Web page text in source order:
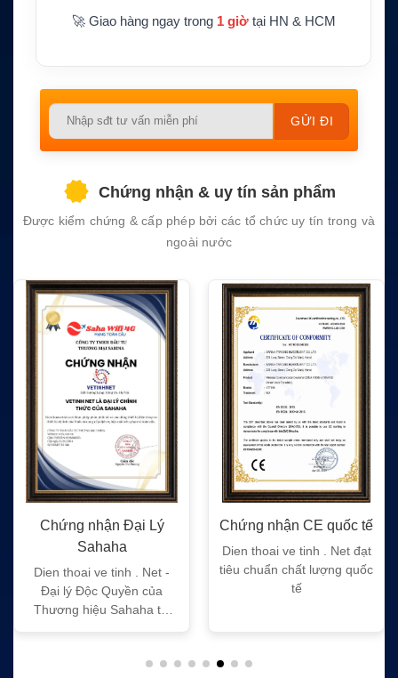
Thời hạn
ương thí
ch
Hệ thống internet vệ tinh Viasat phù hợp
🚀 Giao hàng ngay trong 1 giờtại HN & HCM
Please
empty.
Chứng nhận & uy tín sản phẩm
Được kiểm chứng & cấp phép bởi các tổ chức uy tín trong và
ngoài nước
Chứng nhận Đại Lý
Sahaha
Dien thoai ve tinh . Net -
Đại lý Độc Quyền của
Thương hiệu Sahaha tại
Chứng nhận CE quốc tế
Dien thoai ve tinh . Net đạt
tiêu chuẩn chất lượng quốc
tế